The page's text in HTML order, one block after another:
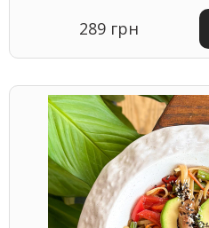
289 грн